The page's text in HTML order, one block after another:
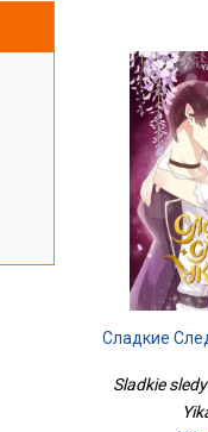
Сладкие
Sladkie